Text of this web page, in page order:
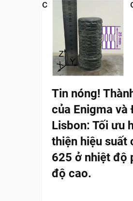
Tin nóng!
của Enigma và
Lisbon: Tối ưu
thiện hiệu suất
625 ở nhiệt độ
độ cao.